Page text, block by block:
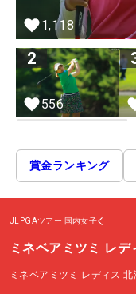
1,118
2
556
賞金ランキング
JLPGAツアー 国内女子
ミネベアミツミ レ
ミネベアミツミ レディス